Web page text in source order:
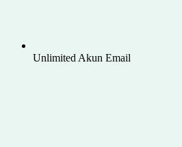
Unlimited Akun Email